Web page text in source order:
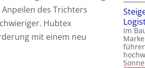
des Trichters
Hubtex
mit einem neu
s
o
r
t
Im